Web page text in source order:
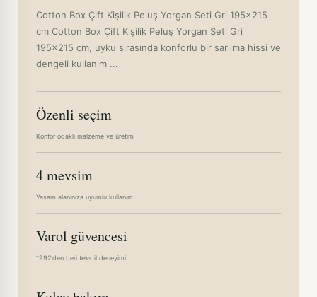
Cotton Box Çift Kişilik Peluş Yorgan Seti Gri 195x215
cm Cotton Box Çift Kişilik Peluş Yorgan Seti Gri
195x215 cm, uyku sırasında konforlu bir sarılma hissi ve
dengeli kullanım ...
Özenli seçim
Konfor odaklı malzeme ve üretim
4 mevsim
Yaşam alanınıza uyumlu kullanım
Varol güvencesi
1992'den beri tekstil deneyimi